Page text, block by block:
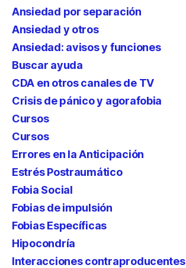
Ansiedad por separación
Ansiedad y otros
Ansiedad: avisos y funciones
Buscar ayuda
CDA en otros canales de TV
Crisis de pánico y agorafobia
Cursos
Cursos
Errores en la Anticipación
Estrés Postraumático
Fobia Social
Fobias de impulsión
Fobias Específicas
Hipocondría
Interacciones contraproducentes